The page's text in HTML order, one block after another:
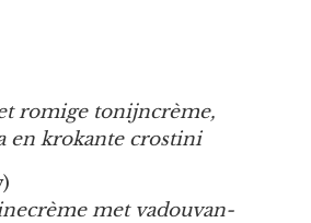
romige tonijncrème,
en krokante crostini
met vadouvan-